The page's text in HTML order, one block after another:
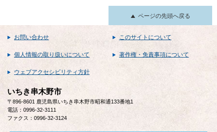
ページの先頭へ戻る
お問い合わせ このサイトについて
個人情報の取り扱いについて 著作権・免責事項について
ウェブアクセシビリティ方針
いちき串木野市
〒896-8601 鹿児島県いちき串木野市昭和通133番地1
電話：0996-32-3111
ファクス：0996-32-3124